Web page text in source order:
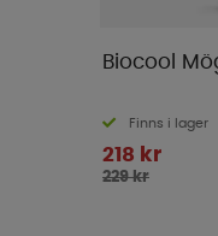
Biocool
Finns i lager
218 kr
229 kr